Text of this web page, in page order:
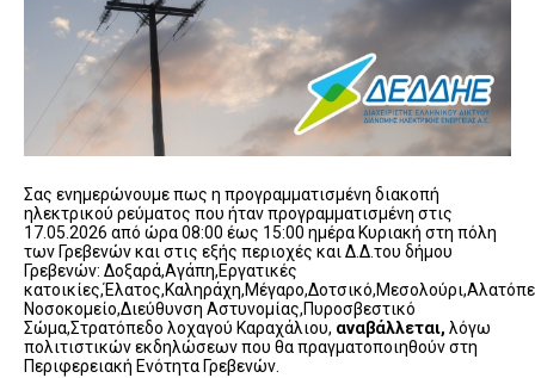
Σας ενημερώνουμε πως η προγραμματισμένη διακοπή
ηλεκτρικού ρεύματος που ήταν προγραμματισμένη στις
17.05.2026 από ώρα 08:00 έως 15:00 ημέρα Κυριακή στη πόλη
των Γρεβενών και στις εξής περιοχές και Δ.Δ.του δήμου
Γρεβενών: Δοξαρά,Αγάπη,Εργατικές
Νοσοκομείο,Διεύθυνση Αστυνομίας,Πυροσβεστικό
Σώμα,Στρατόπεδο λοχαγού Καραχάλιου, αναβάλλεται, λόγω
πολιτιστικών εκδηλώσεων που θα πραγματοποιηθούν στη
Περιφερειακή Ενότητα Γρεβενών.